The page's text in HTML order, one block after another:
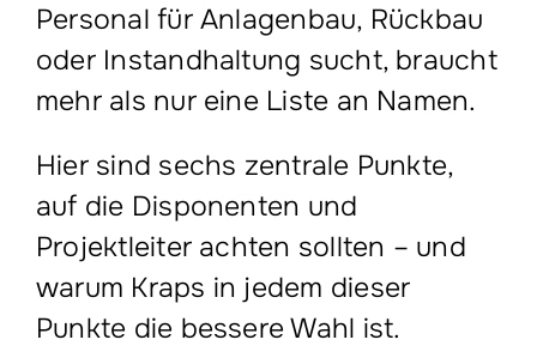
Personal für Anlagenbau, Rückbau
oder Instandhaltung sucht, braucht
mehr als nur eine Liste an Namen.
Hier sind sechs zentrale Punkte,
auf die Disponenten und
Projektleiter achten sollten – und
warum Kraps in jedem dieser
Punkte die bessere Wahl ist.